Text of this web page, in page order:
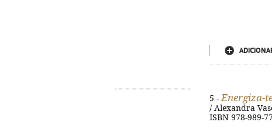
5 - Energiza-
/ Alexandra
ISBN 978-989-